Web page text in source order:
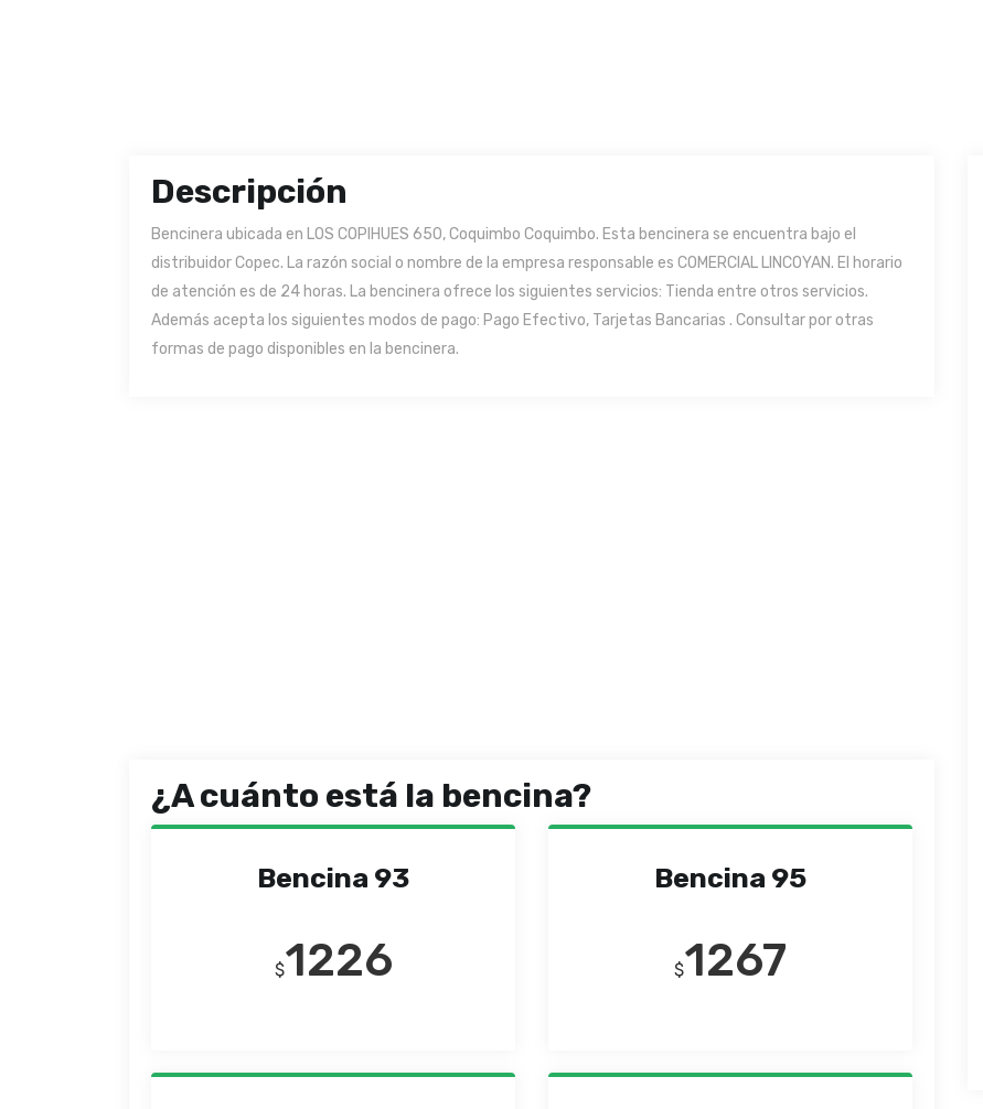
Descripción
Bencinera ubicada en LOS COPIHUES 650, Coquimbo Coquimbo. Esta bencinera se encuentra bajo el
distribuidor Copec. La razón social o nombre de la empresa responsable es COMERCIAL LINCOYAN. El horario
de atención es de 24 horas. La bencinera ofrece los siguientes servicios: Tienda entre otros servicios.
Además acepta los siguientes modos de pago: Pago Efectivo, Tarjetas Bancarias . Consultar por otras
formas de pago disponibles en la bencinera.
¿A cuánto está la bencina?
Bencina 93
$1226
Bencina 95
$1267